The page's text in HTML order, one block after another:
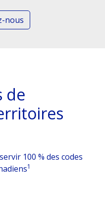
nous
de
100 % des codes
1